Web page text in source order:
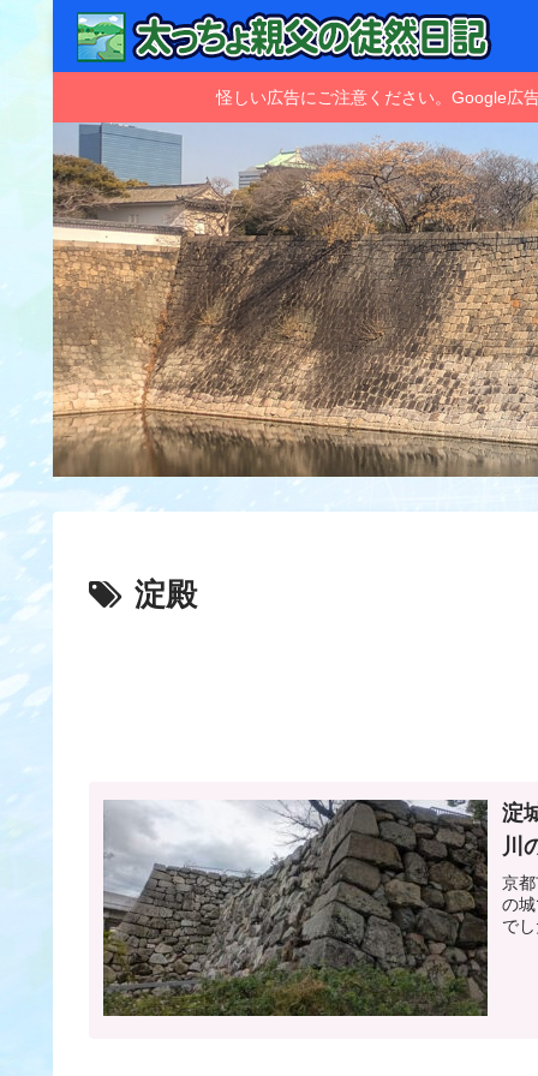
怪しい広告にご注意ください。Google広
淀殿
淀
川
京
の
で